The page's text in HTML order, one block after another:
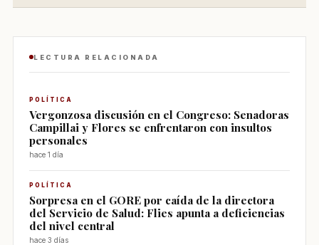
LECTURA RELACIONADA
POLÍTICA
Vergonzosa discusión en el Congreso: Senadoras
Campillai y Flores se enfrentaron con insultos
personales
hace 1 día
POLÍTICA
Sorpresa en el GORE por caída de la directora
del Servicio de Salud: Flies apunta a deficiencias
del nivel central
hace 3 días